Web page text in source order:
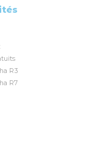
R3
R7